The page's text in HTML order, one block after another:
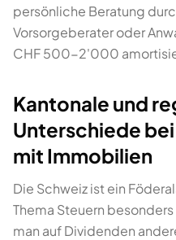
persönliche Beratung
Vorsorgeberater oder
CHF 500-2'000
Kantonale und
Unterschiede
mit Immobilien
Die Schweiz ist ein
Thema Steuern
man auf Dividenden